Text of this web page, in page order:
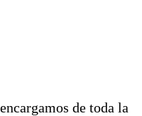
de toda la